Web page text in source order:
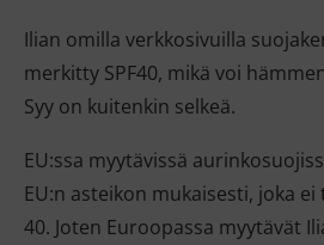
Ilian omilla verkkosivuilla
merkitty SPF40, mikä voi
Syy on kuitenkin selkeä.
EU:ssa myytävissä
EU:n asteikon mukaisesti, joka
40. Joten Euroopassa myytävät